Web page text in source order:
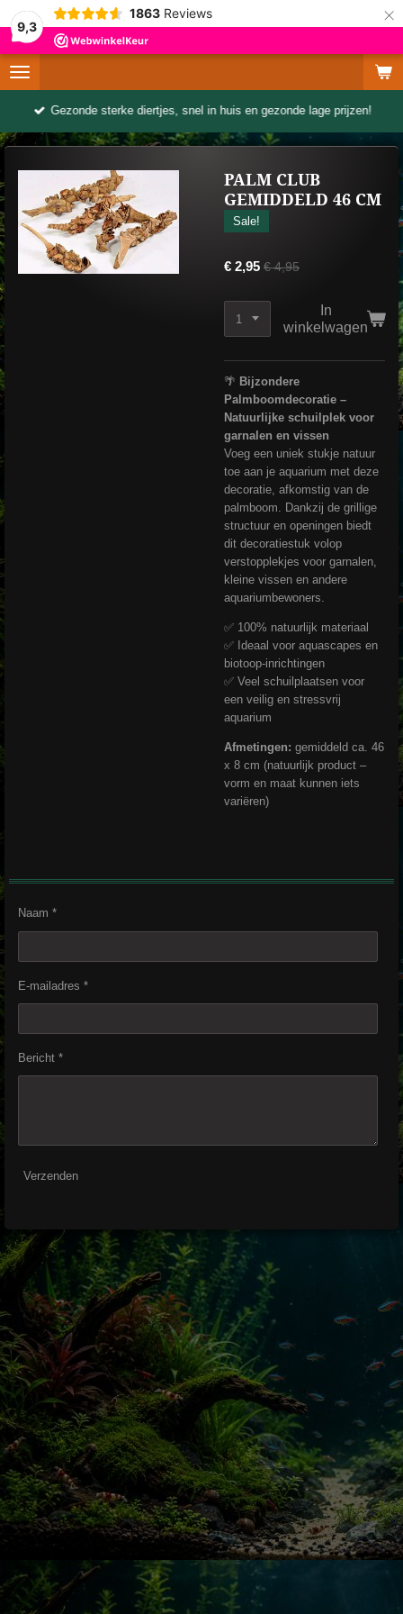
9,3
1863 Reviews ×
Gezonde sterke diertjes, snel in huis en gezonde lage prijzen!
PALM CLUB
GEMIDDELD 46 CM
Sale!
€ 2,95 € 4,95
In
winkelwagen
🌴 Bijzondere
Palmboomdecoratie –
Natuurlijke schuilplek voor
garnalen en vissen
Voeg een uniek stukje natuur
toe aan je aquarium met deze
decoratie, afkomstig van de
palmboom. Dankzij de grillige
structuur en openingen biedt
dit decoratiestuk volop
verstopplekjes voor garnalen,
kleine vissen en andere
aquariumbewoners.
✅ 100% natuurlijk materiaal
✅ Ideaal voor aquascapes en
biotoop-inrichtingen
✅ Veel schuilplaatsen voor
een veilig en stressvrij
aquarium
Afmetingen: gemiddeld ca. 46
x 8 cm (natuurlijk product –
vorm en maat kunnen iets
variëren)
Naam *
E-mailadres *
Bericht *
Verzenden